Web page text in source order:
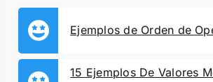
Ejemplos de Orden de
15 Ejemplos De Valores